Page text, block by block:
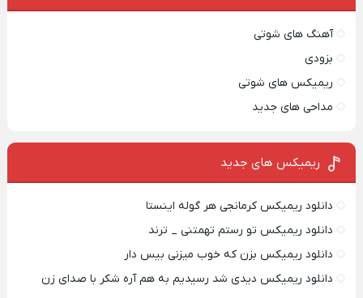
آهنگ های شوتی
بزودی
ریمیکس های شوتی
مداحی های جدید
ریمیکس‌ های جدید
دانلود ریمیکس کرمانجی هر گوله اینستا
دانلود ریمیکس تو رستم تهمتنی _ ترند
دانلود ریمیکس بزن که خوب میزنی بیس دار
دانلود ریمیکس دیدی شد رسیدیم به هم آره شکر با صدای زن